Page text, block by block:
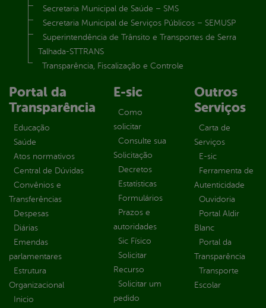
Secretaria Municipal de Saúde – SMS
Secretaria Municipal de Serviços Públicos – SEMUSP
Superintendência de Trânsito e Transportes de Serra
Talhada-STTRANS
Transparência, Fiscalização e Controle
Portal da
Transparência
Educação
Saúde
Atos normativos
Central de Dúvidas
Convênios e
Transferências
Despesas
Diárias
Emendas
parlamentares
Estrutura
Organizacional
Inicio
E-sic
Como
solicitar
Consulte sua
Solicitação
Decretos
Estatísticas
Formulários
Prazos e
autoridades
Sic Físico
Solicitar
Recurso
Solicitar um
pedido
Outros
Serviços
Carta de
Serviços
E-sic
Ferramenta de
Autenticidade
Ouvidoria
Portal Aldir
Blanc
Portal da
Transparência
Transporte
Escolar